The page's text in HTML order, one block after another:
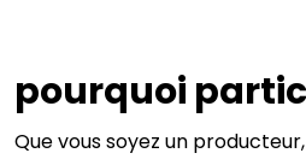
pourquoi
Que vous soyez un